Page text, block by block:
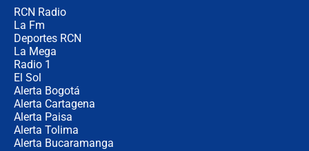
RCN Radio
La Fm
Deportes RCN
La Mega
Radio 1
El Sol
Alerta Bogotá
Alerta Cartagena
Alerta Paisa
Alerta Tolima
Alerta Bucaramanga